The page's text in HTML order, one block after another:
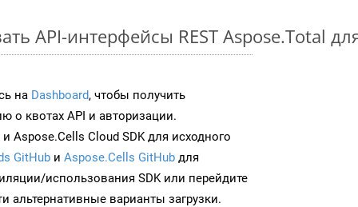
API-интерфейсы REST Aspose.Total
на Dashboard, чтобы получить
о квотах API и авторизации.
Aspose.Cells Cloud SDK для исходного
GitHub и Aspose.Cells GitHub для
использования SDK или перейдите
альтернативные варианты загрузки.